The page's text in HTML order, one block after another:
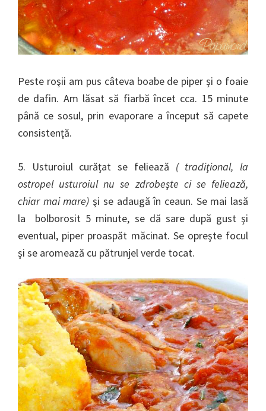
Peste roşii am pus câteva boabe de piper şi o foaie
de dafin. Am lăsat să fiarbă încet cca. 15 minute
până ce sosul, prin evaporare a început să capete
consistenţă.
5. Usturoiul curăţat se feliează ( tradiţional, la
ostropel usturoiul nu se zdrobeşte ci se feliează,
chiar mai mare) şi se adaugă în ceaun. Se mai lasă
la bolborosit 5 minute, se dă sare după gust şi
eventual, piper proaspăt măcinat. Se opreşte focul
şi se aromează cu pătrunjel verde tocat.